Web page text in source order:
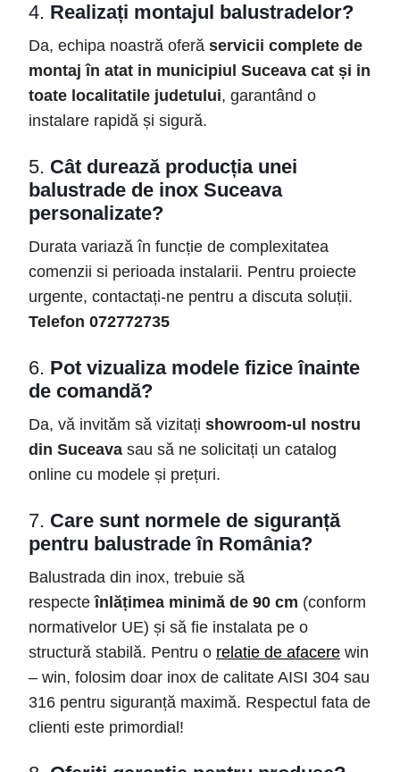
4. Realizați montajul balustradelor?
Da, echipa noastră oferă servicii complete de
montaj în atat in municipiul Suceava cat și in
toate localitatile judetului, garantând o
instalare rapidă și sigură.
5. Cât durează producția unei
balustrade de inox Suceava
personalizate?
Durata variază în funcție de complexitatea
comenzii si perioada instalarii. Pentru proiecte
urgente, contactați-ne pentru a discuta soluții.
Telefon 072772735
6. Pot vizualiza modele fizice înainte
de comandă?
Da, vă invităm să vizitați showroom-ul nostru
din Suceava sau să ne solicitați un catalog
online cu modele și prețuri.
7. Care sunt normele de siguranță
pentru balustrade în România?
Balustrada din inox, trebuie să
respecteînlățimea minimă de 90 cm (conform
normativelor UE) și să fie instalata pe o
structură stabilă. Pentru o relatie de afacere win
– win, folosim doar inox de calitate AISI 304 sau
316 pentru siguranță maximă. Respectul fata de
clienti este primordial!